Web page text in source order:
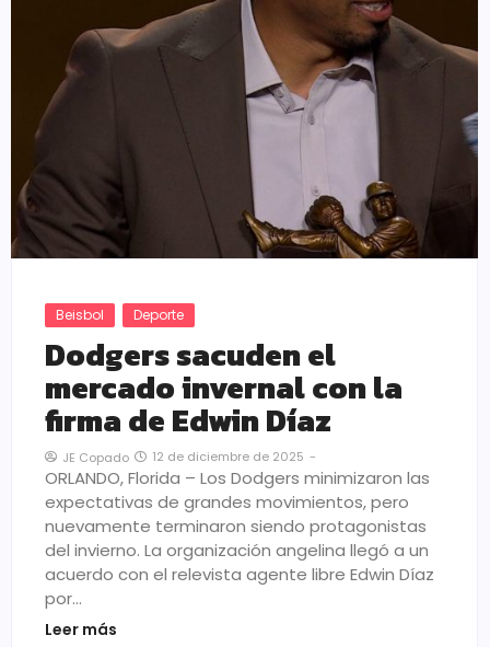
Beisbol Deporte
Dodgers sacuden el
mercado invernal con la
firma de Edwin Díaz
JE Copado 12 de diciembre de 2025 -
ORLANDO, Florida – Los Dodgers minimizaron las
expectativas de grandes movimientos, pero
nuevamente terminaron siendo protagonistas
del invierno. La organización angelina llegó a un
acuerdo con el relevista agente libre Edwin Díaz
por…
Leer más